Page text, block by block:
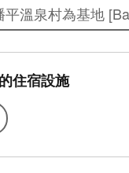
溫泉村為基地
住宿設施